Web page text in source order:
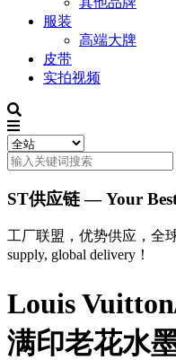
服装
高端大牌
皮带
实拍视频
ST供应链 — Your
工厂联盟，优势供应，全球
supply, global delivery！
Louis
满印老花水